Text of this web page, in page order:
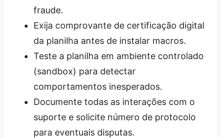
fraude.
Exija comprovante de certificação digital
da planilha antes de instalar macros.
Teste a planilha em ambiente controlado
(sandbox) para detectar
comportamentos inesperados.
Documente todas as interações com o
suporte e solicite número de protocolo
para eventuais disputas.